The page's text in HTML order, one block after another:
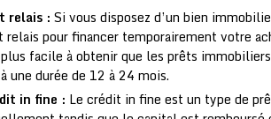
relais : Si vous disposez d’un bien
relais pour financer temporairement votre
facile à obtenir que les prêts
une durée de 12 à 24 mois.
in fine : Le crédit in fine est un type de